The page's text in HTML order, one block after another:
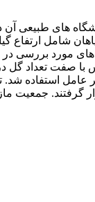
های طبیعی آن
مختلف این
های مورد
صفت تعداد گل